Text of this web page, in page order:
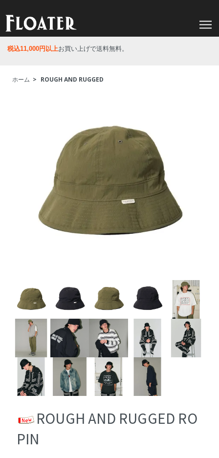
税込11,000円以上お買い上げで送料無料。
ホーム > ROUGH AND RUGGED
ROUGH AND RUGGED RO
PIN